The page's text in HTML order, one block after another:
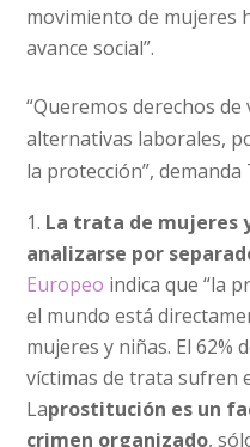
movimiento de mujeres
avance social”.
“Queremos derechos de
alternativas laborales,
la protección”, demanda
La trata de mujeres
analizarse por
Europeo indica que “la
el mundo está
mujeres y niñas. El 62%
víctimas de trata sufren
Laprostitución es un
crimen organizado,